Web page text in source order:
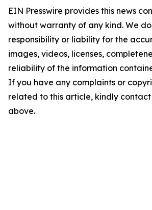
EIN Presswire provides this news
without warranty of any kind. We
responsibility or liability for the
images, videos, licenses,
reliability of the information
If you have any complaints or
related to this article, kindly
above.